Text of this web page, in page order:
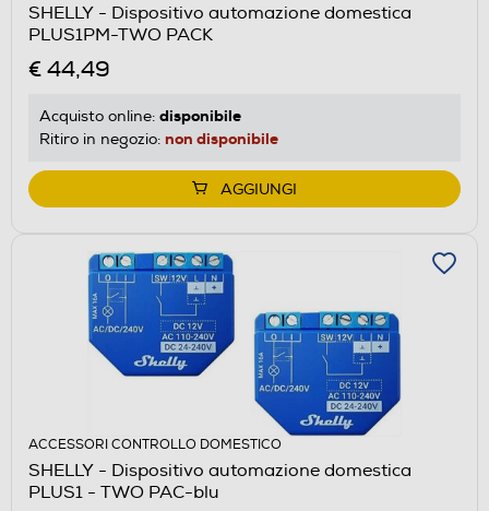
SHELLY - Dispositivo automazione domestica
PLUS1PM-TWO PACK
€ 44,49
Acquisto online: disponibile
Ritiro in negozio: non disponibile
AGGIUNGI
ACCESSORI CONTROLLO DOMESTICO
SHELLY - Dispositivo automazione domestica
PLUS1 - TWO PAC-blu